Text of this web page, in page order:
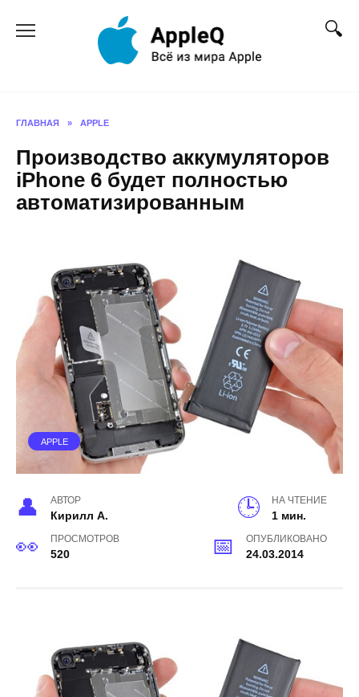
ГЛАВНАЯ » APPLE
Производство аккумуляторов
iPhone 6 будет полностью
автоматизированным
APPLE
АВТОР
Кирилл А.
НА ЧТЕНИЕ
1 мин.
ПРОСМОТРОВ
520
ОПУБЛИКОВАНО
24.03.2014